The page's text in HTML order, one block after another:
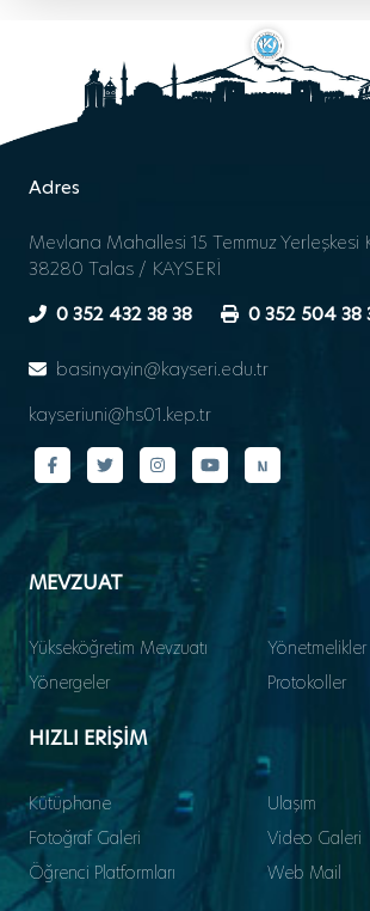
Adres
Mevlana Mahallesi 15 Temmuz Yerleşkesi
38280 Talas / KAYSERİ
0 352 432 38 38
0 352 504 38
basinyayin@kayseri.edu.tr
kayseriuni@hs01.kep.tr
MEVZUAT
Yükseköğretim Mevzuatı
Yönetmelikler
Yönergeler
Protokoller
HIZLI ERİŞİM
Kütüphane
Ulaşım
Fotoğraf Galeri
Video Galeri
Öğrenci Platformları
Web Mail